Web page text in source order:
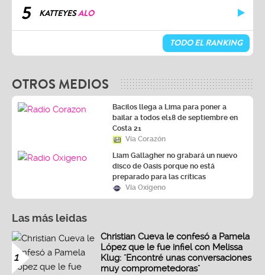
5 KATTEYESALO
TODO EL RANKING
OTROS MEDIOS
Bacilos llega a Lima para poner a
bailar a todos el18 de septiembre en
Costa 21
Vía Corazón
Liam Gallagher no grabará un nuevo
disco de Oasis porque no está
preparado para las críticas
Vía Oxígeno
Las más leidas
1
Christian Cueva le confesó a Pamela
López que le fue infiel con Melissa
Klug: "Encontré unas conversaciones
muy comprometedoras"